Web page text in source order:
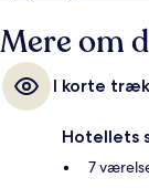
Mere om
I korte træk
Hotellets
7